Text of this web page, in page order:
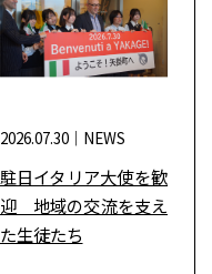
2026.07.30｜ NEWS
駐日イタリア大使を歓
迎 地域の交流を支え
た生徒たち